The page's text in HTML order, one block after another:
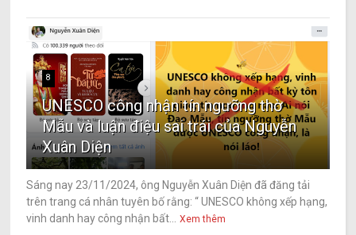
8
UNESCO công nhận tín ngưỡng thờ
Mẫu và luận điệu sai trái của Nguyễn
Xuân Diện
Sáng nay 23/11/2024, ông Nguyễn Xuân Diện đã đăng tải
trên trang cá nhân tuyên bố rằng: “ UNESCO không xếp hạng,
vinh danh hay công nhận bất...
Xem thêm